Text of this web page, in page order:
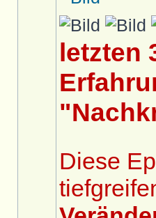
letzten
Diese